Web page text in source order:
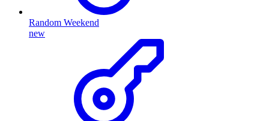
Random Weekend
new